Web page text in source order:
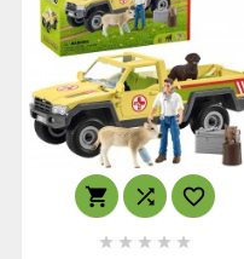
  
    